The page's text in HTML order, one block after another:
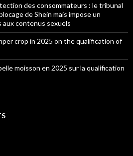
des consommateurs : le tribunal
de Shein mais impose un
aux contenus sexuels
crop in 2025 on the qualification of
moisson en 2025 sur la qualification